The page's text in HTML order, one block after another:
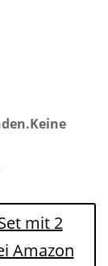
Keine
mit 2
Amazon